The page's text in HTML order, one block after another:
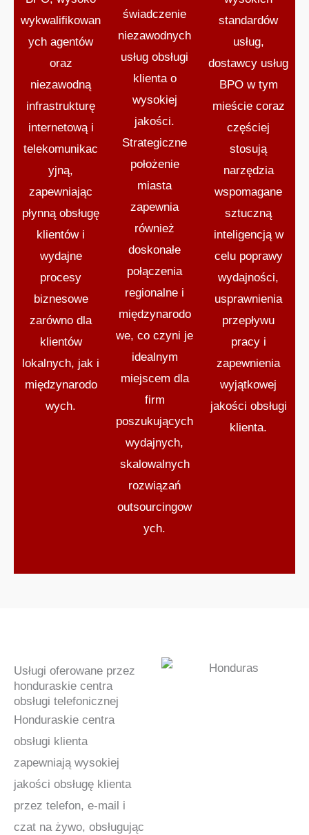
wykwalifikowan
ych agentów
oraz
niezawodną
infrastrukturę
internetową i
telekomunikac
yjną,
zapewniając
płynną obsługę
klientów i
wydajne
procesy
biznesowe
zarówno dla
klientów
lokalnych, jak i
międzynarodo
wych.
świadczenie
niezawodnych
usług obsługi
klienta o
wysokiej
jakości.
Strategiczne
położenie
miasta
zapewnia
również
doskonałe
połączenia
regionalne i
międzynarodo
we, co czyni je
idealnym
miejscem dla
firm
poszukujących
wydajnych,
skalowalnych
rozwiązań
outsourcingow
ych.
standardów
usług,
dostawcy usług
BPO w tym
mieście coraz
częściej
stosują
narzędzia
wspomagane
sztuczną
inteligencją w
celu poprawy
wydajności,
usprawnienia
przepływu
pracy i
zapewnienia
wyjątkowej
jakości obsługi
klienta.
Usługi oferowane przez
honduraskie centra
obsługi telefonicznej
Honduraskie centra
obsługi klienta
zapewniają wysokiej
jakości obsługę klienta
przez telefon, e-mail i
czat na żywo, obsługując